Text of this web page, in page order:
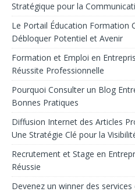
Stratégique pour la
Le Portail Éducation Formation
Débloquer Potentiel et Avenir
Formation et Emploi en
Réussite Professionnelle
Pourquoi Consulter un Blog
Bonnes Pratiques
Diffusion Internet des Articles
Une Stratégie Clé pour la
Recrutement et Stage en
Réussie
Devenez un winner des